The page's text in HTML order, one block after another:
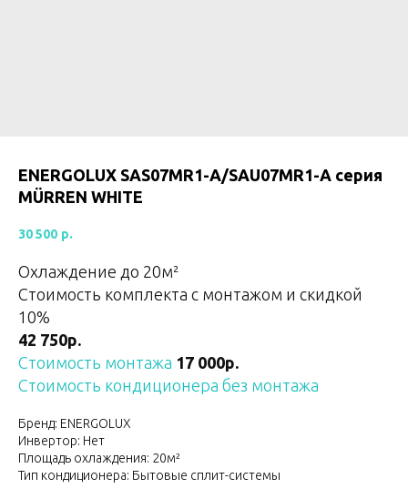
ENERGOLUX SAS07MR1-A/SAU07MR1-A серия
MÜRREN WHITE
30 500 р.
Охлаждение до 20м²
Стоимость комплекта с монтажом и скидкой
10%
42 750р.
Стоимость монтажа 17 000р.
Стоимость кондиционера без монтажа
Бренд: ENERGOLUX
Инвертор: Нет
Площадь охлаждения: 20м²
Тип кондиционера: Бытовые сплит-системы